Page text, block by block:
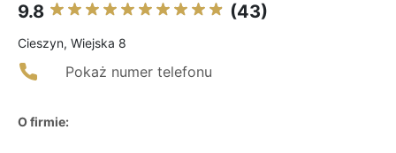
9.8 (43)
Cieszyn, Wiejska 8
Pokaż numer telefonu
O firmie: